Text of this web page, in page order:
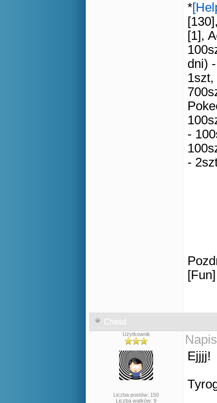
*
[1],
dni)
-
-
Chesd
Użytkownik
Liczba postów: 150
Liczba wątków: 9
Ejjjj!